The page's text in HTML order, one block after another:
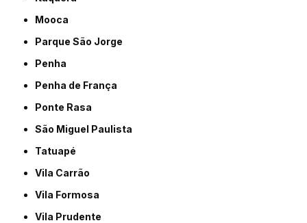
Mooca
Parque São Jorge
Penha
Penha de França
Ponte Rasa
São Miguel Paulista
Tatuapé
Vila Carrão
Vila Formosa
Vila Prudente